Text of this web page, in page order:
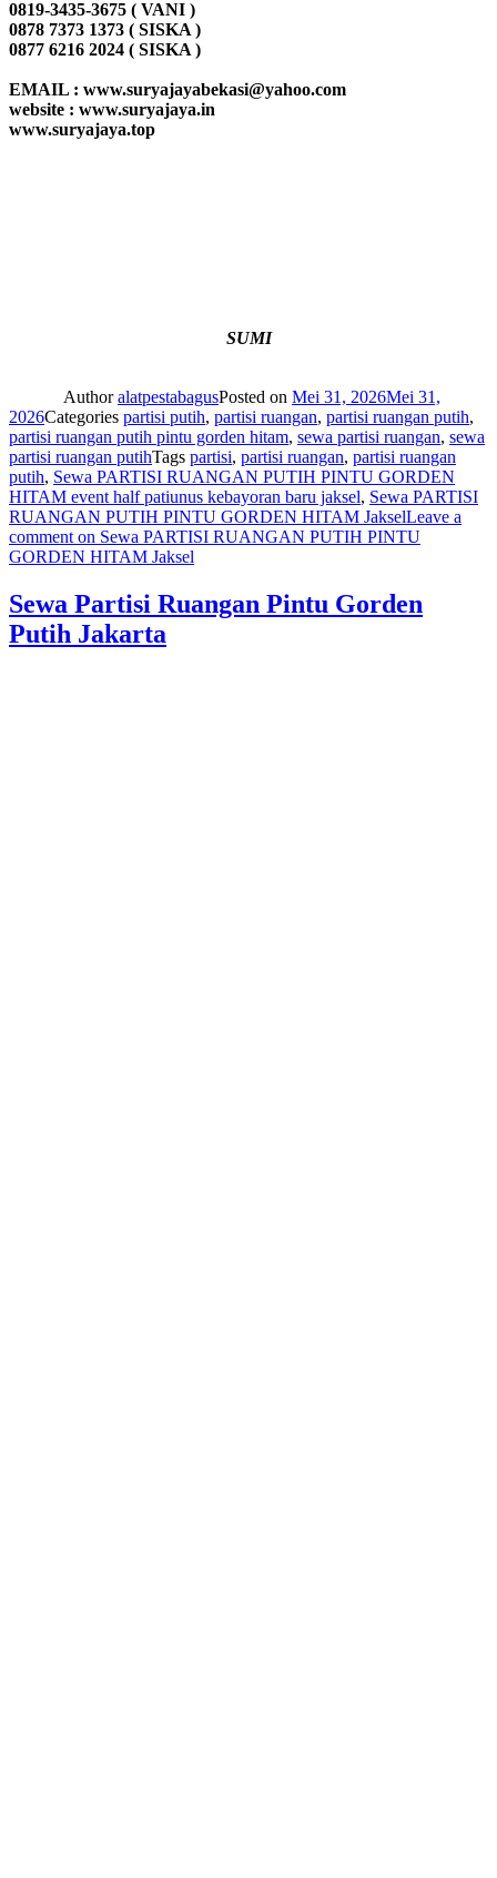
0819-3435-3675 ( VANI )
0878 7373 1373 ( SISKA )
0877 6216 2024 ( SISKA )
EMAIL : www.suryajayabekasi@yahoo.com
website : www.suryajaya.in
www.suryajaya.top
SUMI
AuthoralatpestabagusPosted on Mei 31, 2026Mei 31,
2026Categories partisi putih, partisi ruangan, partisi ruangan putih,
partisi ruangan putih pintu gorden hitam, sewa partisi ruangan, sewa
partisi ruangan putihTags partisi, partisi ruangan, partisi ruangan
putih, Sewa PARTISI RUANGAN PUTIH PINTU GORDEN
HITAM event half patiunus kebayoran baru jaksel, Sewa PARTISI
RUANGAN PUTIH PINTU GORDEN HITAM JakselLeave a
comment on Sewa PARTISI RUANGAN PUTIH PINTU
GORDEN HITAM Jaksel
Sewa Partisi Ruangan Pintu Gorden
Putih Jakarta